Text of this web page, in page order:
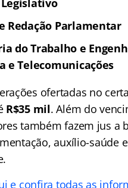
Legislativo
Redação Parlamentar
do Trabalho e
e Telecomunicações
ofertadas no
R$35 mil. Além do
também fazem jus a
auxílio-saúde
e confira todas as